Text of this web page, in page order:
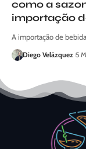
como a
importação
A importação de
Diego Velázquez 5